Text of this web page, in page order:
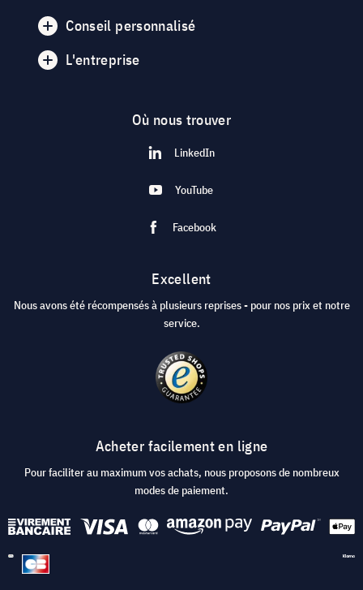
Conseil personnalisé
L'entreprise
Où nous trouver
LinkedIn
YouTube
Facebook
Excellent
Nous avons été récompensés à plusieurs reprises - pour nos prix et notre
service.
Acheter facilement en ligne
Pour faciliter au maximum vos achats, nous proposons de nombreux
modes de paiement.